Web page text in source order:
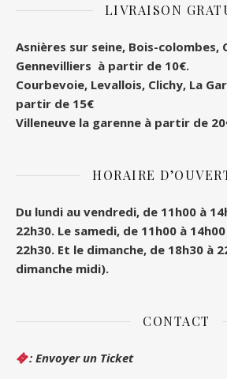
LIVRAISON
Asnières sur seine, Bois-colombes,
Gennevilliers à partir de 10€.
Courbevoie, Levallois, Clichy, La
partir de 15€
Villeneuve la garenne à partir de
HORAIRE
Du lundi au vendredi, de 11h00 à
22h30. Le samedi, de 11h00 à
22h30. Et le dimanche, de 18h30 à
dimanche midi).
CONTACT
: Envoyer un Ticket